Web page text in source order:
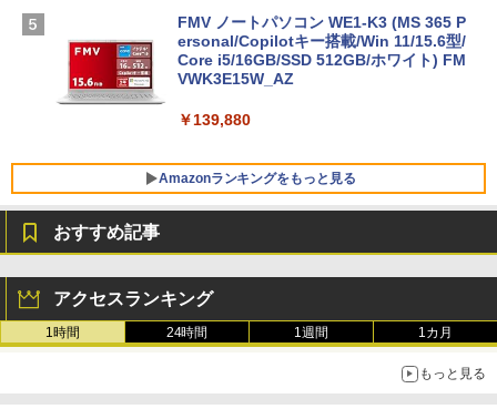
FMV ノートパソコン WE1-K3 (MS 365 P
ersonal/Copilotキー搭載/Win 11/15.6型/
Core i5/16GB/SSD 512GB/ホワイト) FM
VWK3E15W_AZ
￥139,880
Amazonランキングをもっと見る
定バーチャルアイテムを含む】 【オンラ
インゲームコード】 ロブロックス | オン
ラインコード版
￥1,766
ンチディスプレイ、色調調節ライト、12
週間持続バッテリー、広告なし、ブラッ
ク
おすすめ記事
アクセスランキング
1時間 24時間 1週間 1カ月
もっと見る